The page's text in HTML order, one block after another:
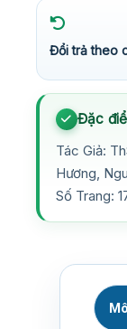
Đổi trả theo
Đặc
Tác Giả:
Hương,
Số Trang: